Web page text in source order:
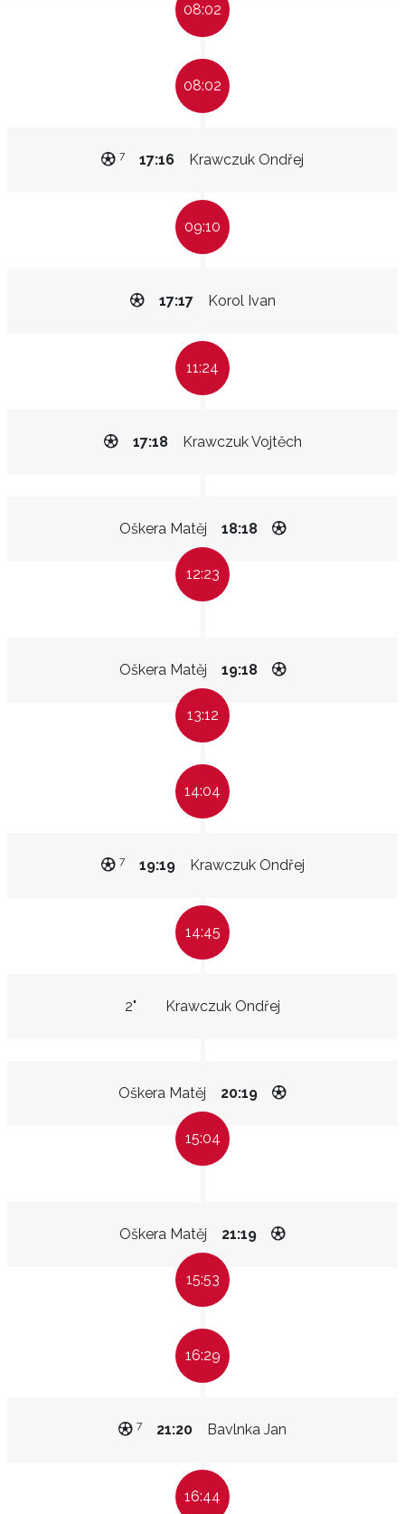
08:02
08:02
Krawczuk Ondřej
17:16
7
09:10
Korol Ivan
17:17
11:24
Krawczuk Vojtěch
17:18
Oškera Matěj 18:18
12:23
Oškera Matěj 19:18
13:12
14:04
Krawczuk Ondřej
19:19
7
14:45
Krawczuk Ondřej
2"
Oškera Matěj 20:19
15:04
Oškera Matěj 21:19
15:53
16:29
Bavlnka Jan
21:20
7
16:44